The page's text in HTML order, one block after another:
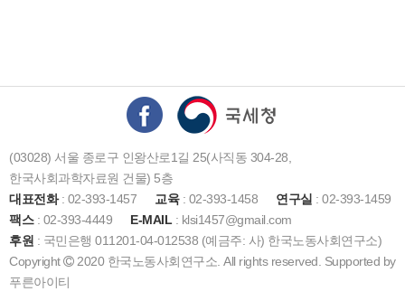
(03028) 서울 종로구 인왕산로1길 25(사직동 304-28,
한국사회과학자료원 건물) 5층
대표전화: 02-393-1457 교육: 02-393-1458 연구실 : 02-393-1459
팩스: 02-393-4449 E-MAIL : klsi1457@gmail.com
후원 : 국민은행 011201-04-012538 (예금주: 사) 한국노동사회연구소)
Copyright
2020 한국노동사회연구소. All rights reserved. Supported by
푸른아이티